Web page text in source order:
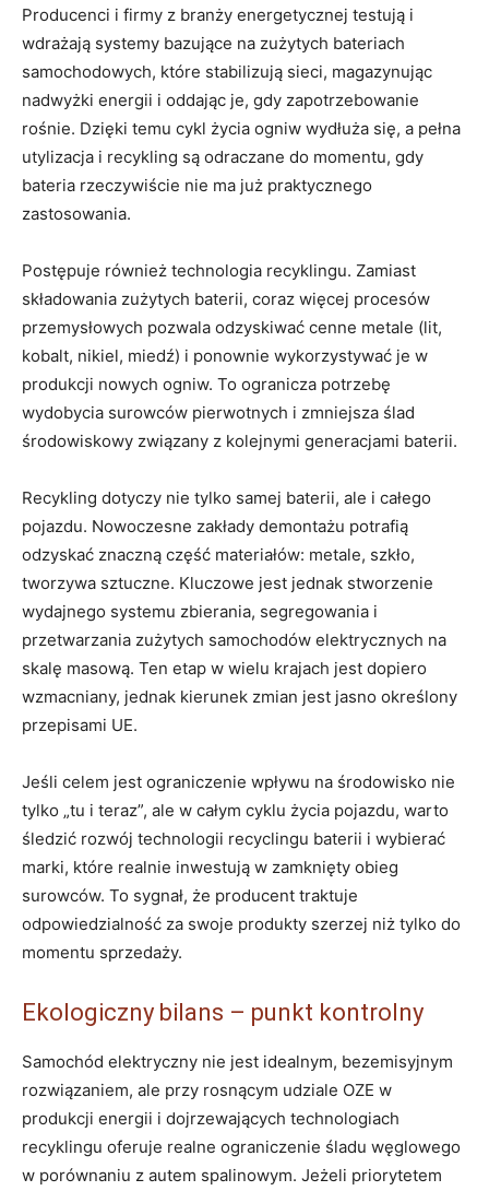
Producenci i firmy z branży energetycznej testują i
wdrażają systemy bazujące na zużytych bateriach
samochodowych, które stabilizują sieci, magazynując
nadwyżki energii i oddając je, gdy zapotrzebowanie
rośnie. Dzięki temu cykl życia ogniw wydłuża się, a pełna
utylizacja i recykling są odraczane do momentu, gdy
bateria rzeczywiście nie ma już praktycznego
zastosowania.
Postępuje również technologia recyklingu. Zamiast
składowania zużytych baterii, coraz więcej procesów
przemysłowych pozwala odzyskiwać cenne metale (lit,
kobalt, nikiel, miedź) i ponownie wykorzystywać je w
produkcji nowych ogniw. To ogranicza potrzebę
wydobycia surowców pierwotnych i zmniejsza ślad
środowiskowy związany z kolejnymi generacjami baterii.
Recykling dotyczy nie tylko samej baterii, ale i całego
pojazdu. Nowoczesne zakłady demontażu potrafią
odzyskać znaczną część materiałów: metale, szkło,
tworzywa sztuczne. Kluczowe jest jednak stworzenie
wydajnego systemu zbierania, segregowania i
przetwarzania zużytych samochodów elektrycznych na
skalę masową. Ten etap w wielu krajach jest dopiero
wzmacniany, jednak kierunek zmian jest jasno określony
przepisami UE.
Jeśli celem jest ograniczenie wpływu na środowisko nie
tylko „tu i teraz”, ale w całym cyklu życia pojazdu, warto
śledzić rozwój technologii recyclingu baterii i wybierać
marki, które realnie inwestują w zamknięty obieg
surowców. To sygnał, że producent traktuje
odpowiedzialność za swoje produkty szerzej niż tylko do
momentu sprzedaży.
Ekologiczny bilans – punkt kontrolny
Samochód elektryczny nie jest idealnym, bezemisyjnym
rozwiązaniem, ale przy rosnącym udziale OZE w
produkcji energii i dojrzewających technologiach
recyklingu oferuje realne ograniczenie śladu węglowego
w porównaniu z autem spalinowym. Jeżeli priorytetem